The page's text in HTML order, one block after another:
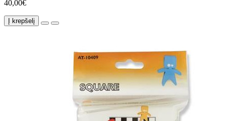
40,00€
Į krepšelį